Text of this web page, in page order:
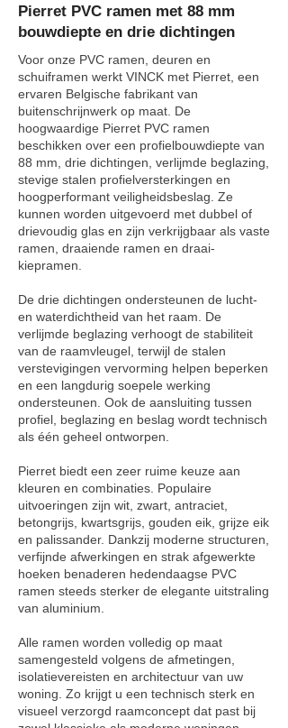
Pierret PVC ramen met 88 mm
bouwdiepte en drie dichtingen
Voor onze PVC ramen, deuren en
schuiframen werkt VINCK met Pierret, een
ervaren Belgische fabrikant van
buitenschrijnwerk op maat. De
hoogwaardige Pierret PVC ramen
beschikken over een profielbouwdiepte van
88 mm, drie dichtingen, verlijmde beglazing,
stevige stalen profielversterkingen en
hoogperformant veiligheidsbeslag. Ze
kunnen worden uitgevoerd met dubbel of
drievoudig glas en zijn verkrijgbaar als vaste
ramen, draaiende ramen en draai-
kiepramen.
De drie dichtingen ondersteunen de lucht-
en waterdichtheid van het raam. De
verlijmde beglazing verhoogt de stabiliteit
van de raamvleugel, terwijl de stalen
verstevigingen vervorming helpen beperken
en een langdurig soepele werking
ondersteunen. Ook de aansluiting tussen
profiel, beglazing en beslag wordt technisch
als één geheel ontworpen.
Pierret biedt een zeer ruime keuze aan
kleuren en combinaties. Populaire
uitvoeringen zijn wit, zwart, antraciet,
betongrijs, kwartsgrijs, gouden eik, grijze eik
en palissander. Dankzij moderne structuren,
verfijnde afwerkingen en strak afgewerkte
hoeken benaderen hedendaagse PVC
ramen steeds sterker de elegante uitstraling
van aluminium.
Alle ramen worden volledig op maat
samengesteld volgens de afmetingen,
isolatievereisten en architectuur van uw
woning. Zo krijgt u een technisch sterk en
visueel verzorgd raamconcept dat past bij